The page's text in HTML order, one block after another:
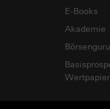
E-Books
Akademie